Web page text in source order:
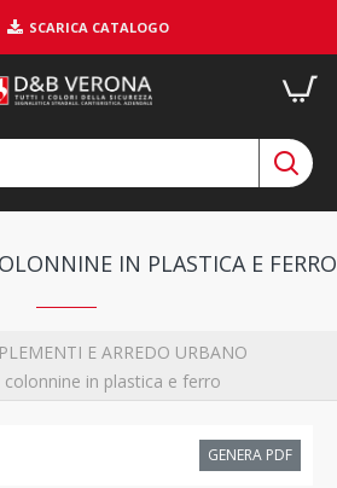
SCARICA CATALOGO
E ARREDO URBANO
colonnine in plastica e ferro
IN PLASTICA E FERRO
GENERA PDF